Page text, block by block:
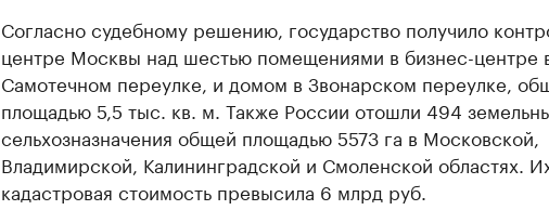
Согласно судебному решению, государство получило
центре Москвы над шестью помещениями в бизнес-центре
Самотечном переулке, и домом в Звонарском переулке,
площадью 5,5 тыс. кв. м. Также России отошли 494
сельхозназначения общей площадью 5573 га в Московской,
Владимирской, Калининградской и Смоленской областях.
кадастровая стоимость превысила 6 млрд руб.